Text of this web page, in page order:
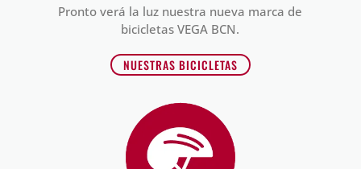
Pronto verá la luz nuestra nueva marca de
bicicletas VEGA BCN.
NUESTRAS BICICLETAS